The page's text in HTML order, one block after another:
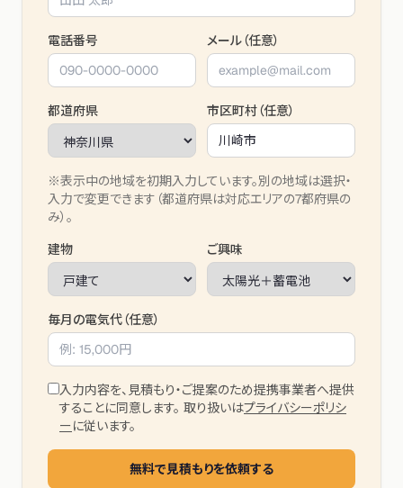
電話番号 メール（任意）
都道府県 市区町村（任意）
※表示中の地域を初期入力しています。別の地域は選択・
入力で変更できます（都道府県は対応エリアの7都府県の
み）。
建物
ご興味
毎月の電気代（任意）
入力内容を、見積もり・ご提案のため提携事業者へ提供
することに同意します。 取り扱いはプライバシーポリシ
ーに従います。
無料で見積もりを依頼する